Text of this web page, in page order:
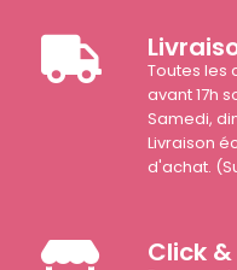
Toutes les
avant 17h
Samedi,
Livraison
d'achat.
Click